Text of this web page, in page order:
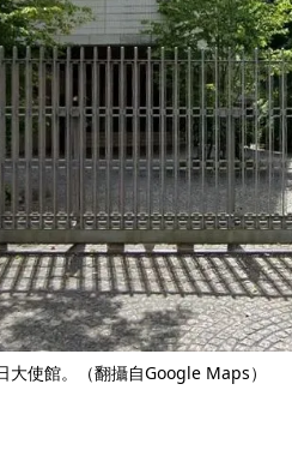
大使館。（翻攝自Google Maps）